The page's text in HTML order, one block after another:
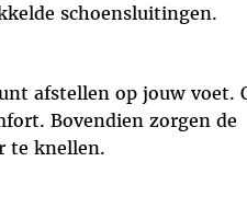
schoensluitingen.
afstellen op jouw voet.
Bovendien zorgen de
te knellen.